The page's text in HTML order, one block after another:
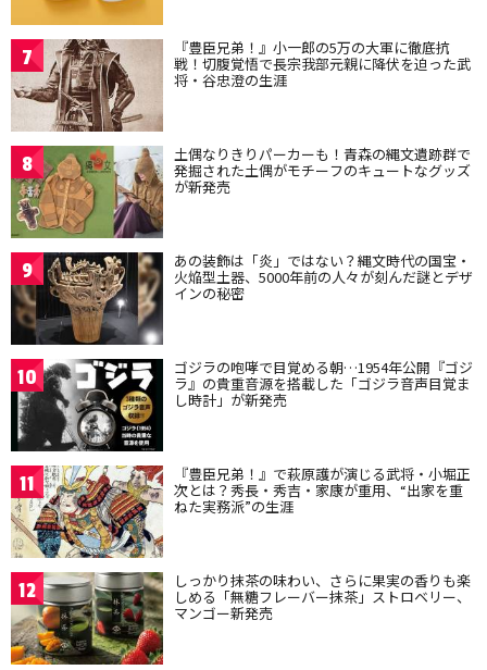
7 『豊臣兄弟！』小一郎の5万の大軍に徹底抗
戦！切腹覚悟で長宗我部元親に降伏を迫った武
将・谷忠澄の生涯
8 土偶なりきりパーカーも！青森の縄文遺跡群で
発掘された土偶がモチーフのキュートなグッズ
が新発売
9 あの装飾は「炎」ではない？縄文時代の国宝・
火焔型土器、5000年前の人々が刻んだ謎とデザ
インの秘密
10 ゴジラの咆哮で目覚める朝…1954年公開『ゴジ
ラ』の貴重音源を搭載した「ゴジラ音声目覚ま
し時計」が新発売
11 『豊臣兄弟！』で萩原護が演じる武将・小堀正
次とは？秀長・秀吉・家康が重用、“出家を重
ねた実務派”の生涯
12 しっかり抹茶の味わい、さらに果実の香りも楽
しめる「無糖フレーバー抹茶」ストロベリー、
マンゴー新発売